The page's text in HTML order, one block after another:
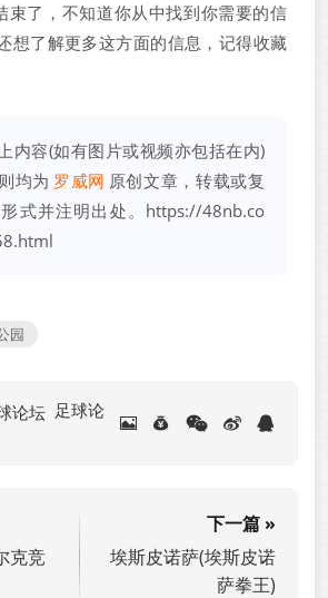
束了，不知道你从中找到你需要的信
想了解更多这方面的信息，记得收藏
内容(如有图片或视频亦包括在内)
均为 罗威网 原创文章，转载或复
式并注明出处。 https://48nb.co
园
足球论
克竞
下一篇 »
埃斯皮诺萨(埃斯皮诺
萨拳王)